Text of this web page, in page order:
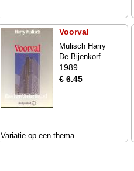
Voorval
Mulisch Harry
De Bijenkorf
1989
€ 6.45
Variatie op een thema